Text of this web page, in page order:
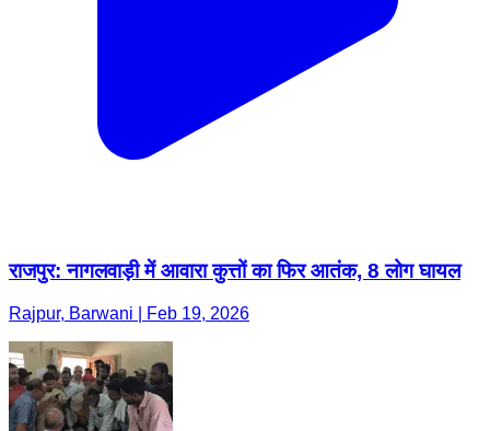
राजपुर: नागलवाड़ी में आवारा कुत्तों का फिर आतंक, 8 लोग घायल
Rajpur, Barwani | Feb 19, 2026